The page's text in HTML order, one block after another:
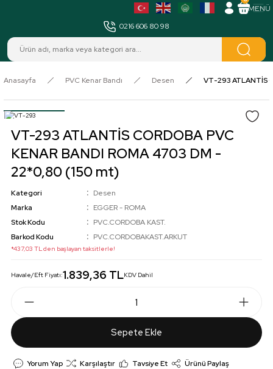
0216 606 80 98
Anasayfa PVC Kenar Bandı Desen VT-293 ATLANTİS
VT-293 ATLANTİS CORDOBA PVC
KENAR BANDI ROMA 4703 DM -
22*0,80 (150 mt)
Kategori
Desen
Marka
EGGER - ROMA
Stok Kodu
PVC.CORDOBA KAST.
Barkod Kodu
PVC.CORDOBAKAST.ARKUT
*437,03 TL den başlayan taksitlerle!
Havale/Eft Fiyatı:1.839,36 TLKDV Dahil
Sepete Ekle
Yorum Yap Karşılaştır Tavsiye Et Ürünü Paylaş